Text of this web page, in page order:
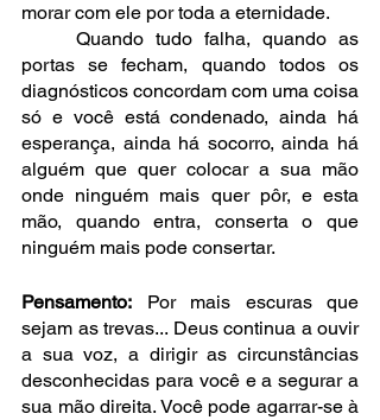
morar com ele por toda a eternidade.
portas se fecham, quando todos os
diagnósticos concordam com uma coisa
só e você está condenado, ainda há
esperança, ainda há socorro, ainda há
alguém que quer colocar a sua mão
onde ninguém mais quer pôr, e esta
mão, quando entra, conserta o que
ninguém mais pode consertar.
Pensamento: Por mais escuras que
sejam as trevas... Deus continua a ouvir
a sua voz, a dirigir as circunstâncias
desconhecidas para você e a segurar a
sua mão direita. Você pode agarrar-se à